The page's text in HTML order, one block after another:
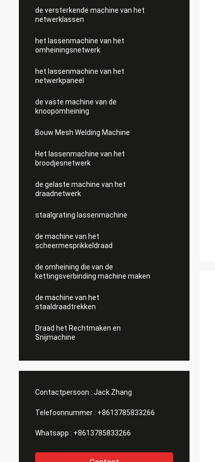
de versterkende machine van het
netwerklassen
het lassenmachine van het
omheiningsnetwerk
het lassenmachine van het
netwerkpaneel
de vaste machine van de
knoopomheining
Bouw Mesh Welding Machine
Het lassenmachine van het
broodjesnetwerk
de gelaste machine van het
draadnetwerk
staalgrating lassenmachine
de machine van het
scheermesprikkeldraad
de omheining die van de
kettingsverbinding machine maken
de machine van het
staaldraadtrekken
Draad het Rechtmaken en
Snijmachine
Contactpersoon : Jack Zhang
Telefoonnummer : +8613785833266
Whatsapp : +8613785833266